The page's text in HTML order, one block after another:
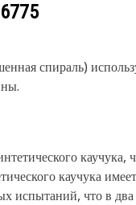
спираль)
каучука
что в